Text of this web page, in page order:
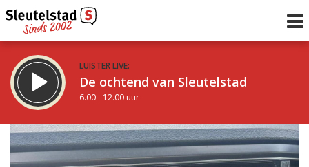
LUISTER LIVE:
De ochtend van Sleutelstad
6.00 - 12.00 uur
STRAKS:
De middag van Sleutelstad
12.00 - 17.00 uur